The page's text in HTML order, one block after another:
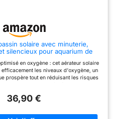
Sunny Spot : conçue avec une
Machine fonctionne de manière
transparente lorsqu'elle est
une fonctionnalité sans effort
pour améliorer votre
environnement ambiant sans
compliqués. Simulation de sons
naturels réalistes, enrichissant
solaire avec minuterie,
silencieux pour aquarium de
écologique
en oxygène : cet aérateur solaire
les niveaux d'oxygène, un
prospère tout en réduisant les risques
différentes pour répondre à vos
un stockage d'énergie à la lumière du
36,90 €